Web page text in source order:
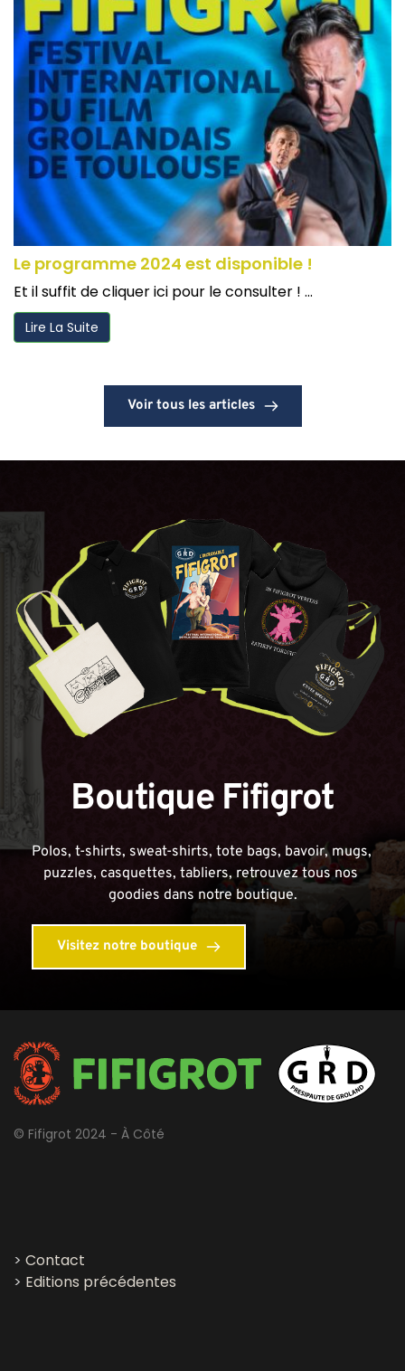
Le programme 2024 est disponible !
Et il suffit de cliquer ici pour le consulter ! ...
Lire La Suite
Voir tous les articles
Boutique Fifigrot
Polos, t-shirts, sweat-shirts, tote bags, bavoir, mugs,
puzzles, casquettes, tabliers, retrouvez tous nos
goodies dans notre boutique.
Visitez notre boutique
© Fifigrot 2024 - À Côté
> Contact
> Editions précédentes